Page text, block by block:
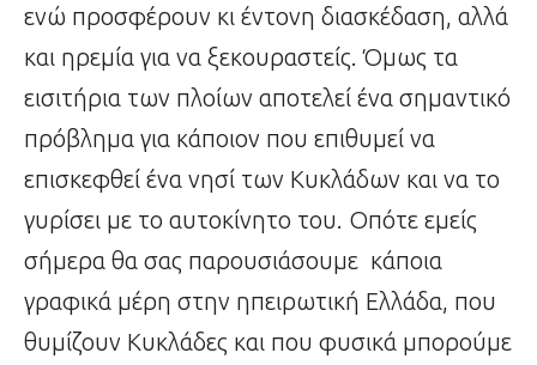
ενώ προσφέρουν κι έντονη διασκέδαση, αλλά
και ηρεμία για να ξεκουραστείς. Όμως τα
εισιτήρια των πλοίων αποτελεί ένα σημαντικό
πρόβλημα για κάποιον που επιθυμεί να
επισκεφθεί ένα νησί των Κυκλάδων και να το
γυρίσει με το αυτοκίνητο του. Οπότε εμείς
σήμερα θα σας παρουσιάσουμε κάποια
γραφικά μέρη στην ηπειρωτική Ελλάδα, που
θυμίζουν Κυκλάδες και που φυσικά μπορούμε